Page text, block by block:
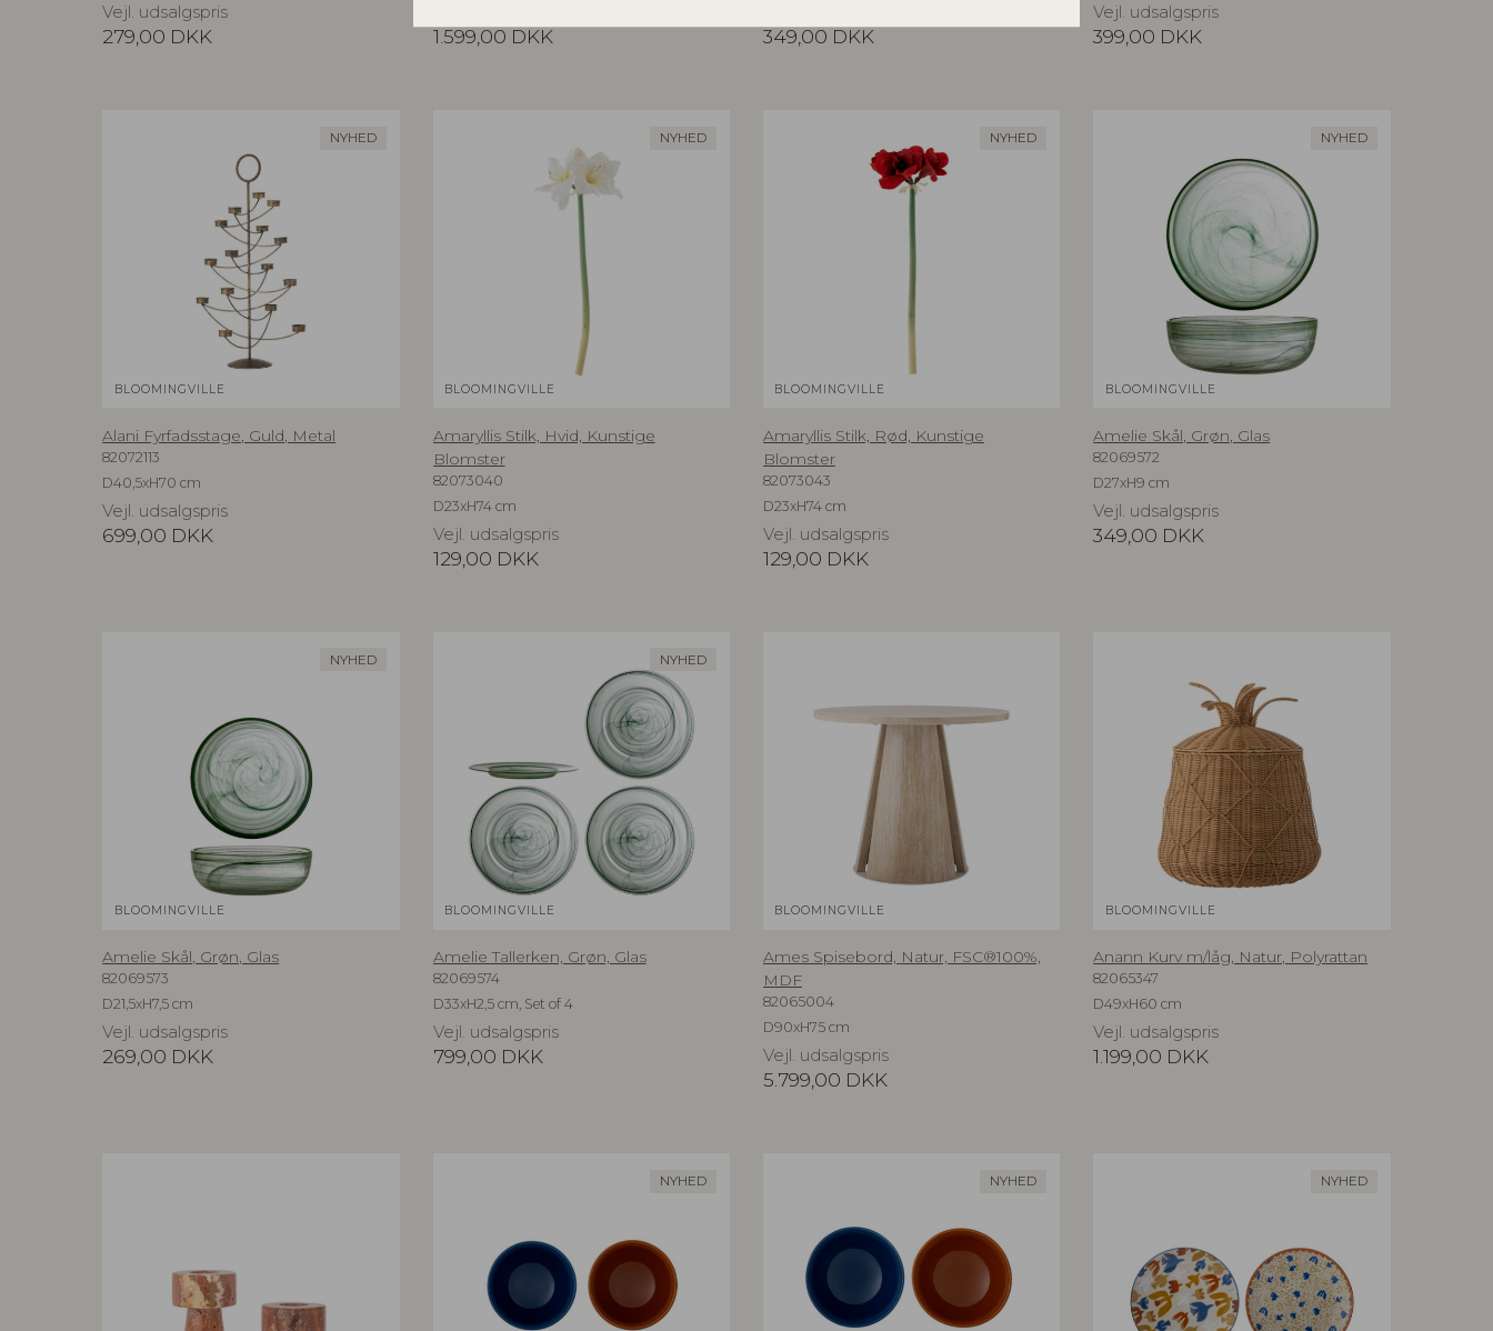
Vejl. udsalgspris
279,00 DKK 1.599,00 DKK 349,00 DKK
Vejl. udsalgspris
399,00 DKK
NYHED
BLOOMINGVILLE
Alani Fyrfadsstage, Guld, Metal
82072113
D40,5xH70 cm
Vejl. udsalgspris
699,00 DKK
NYHED
BLOOMINGVILLE
Amaryllis Stilk, Hvid, Kunstige
Blomster
82073040
D23xH74 cm
Vejl. udsalgspris
129,00 DKK
NYHED
BLOOMINGVILLE
Amaryllis Stilk, Rød, Kunstige
Blomster
82073043
D23xH74 cm
Vejl. udsalgspris
129,00 DKK
NYHED
BLOOMINGVILLE
Amelie Skål, Grøn, Glas
82069572
D27xH9 cm
Vejl. udsalgspris
349,00 DKK
NYHED
BLOOMINGVILLE
Amelie Skål, Grøn, Glas
82069573
D21,5xH7,5 cm
Vejl. udsalgspris
269,00 DKK
NYHED
BLOOMINGVILLE
Amelie Tallerken, Grøn, Glas
82069574
D33xH2,5 cm, Set of 4
Vejl. udsalgspris
799,00 DKK
BLOOMINGVILLE
Ames Spisebord, Natur, FSC®100%,
MDF
82065004
D90xH75 cm
Vejl. udsalgspris
5.799,00 DKK
BLOOMINGVILLE
Anann Kurv m/låg, Natur, Polyrattan
82065347
D49xH60 cm
Vejl. udsalgspris
1.199,00 DKK
NYHED NYHED NYHED